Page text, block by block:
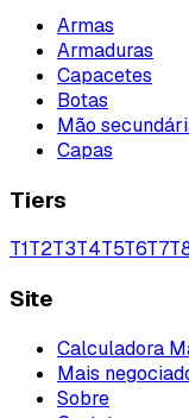
Armas
Armaduras
Capacetes
Botas
Mão
Capas
Tiers
T1T2T3T4T5T6T7T
Site
Calculadora
Mais
Sobre